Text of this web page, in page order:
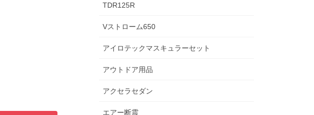
TDR125R
Vストローム650
アイロテックマスキュラーセット
アウトドア用品
アクセラセダン
エアー断震